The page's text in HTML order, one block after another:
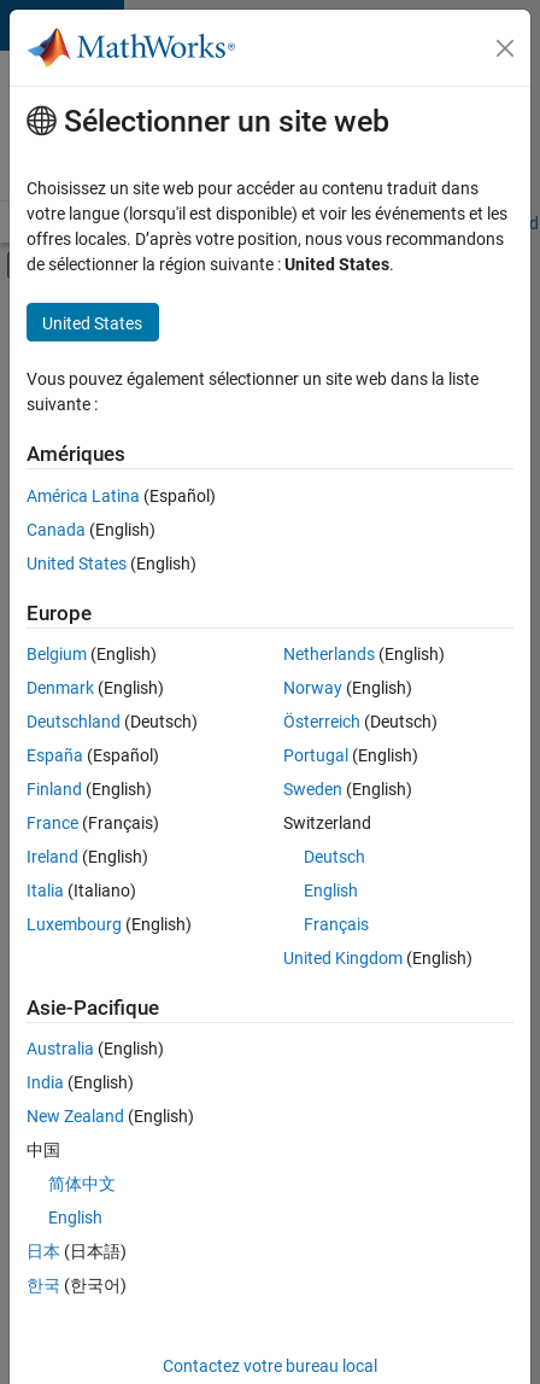
Passer au contenu
Votre
carrière
chez
Accueil Explorer nos opportunités Adresses de nos bureaux
Activer/désactiver l'affichage du menu
Contenu principal
FILTRER PAR
Gestion des programmes
Ingénierie de la qualité
Enregistrer
sélectionnées
Les
descriptions
poste
n’ont
pas
été
traduites.
Effectuez
lieu
pour
l’ensemble
des
opportunités
votre
région.
Senior Software Quality Engineer
Senior
Engineer
Sélectionner un site web
Choisissez un site web pour accéder au contenu traduit dans
votre langue (lorsqu'il est disponible) et voir les événements et les
offres locales. D’après votre position, nous vous recommandons
de sélectionner la région suivante :United States.
United States
Vous pouvez également sélectionner un site web dans la liste
suivante :
Amériques
América Latina (Español)
Canada (English)
United States (English)
Europe
Belgium (English)
Denmark (English)
Deutschland (Deutsch)
España (Español)
Finland (English)
France (Français)
Ireland (English)
Italia (Italiano)
Luxembourg (English)
Netherlands(English)
Norway(English)
Österreich (Deutsch)
Portugal (English)
Sweden (English)
Switzerland
Deutsch
English
Français
United Kingdom(English)
Asie-Pacifique
Australia (English)
India (English)
New Zealand (English)
中国
简体中文
English
日本 (日本語)
한국 (한국어)
Contactez votre bureau local